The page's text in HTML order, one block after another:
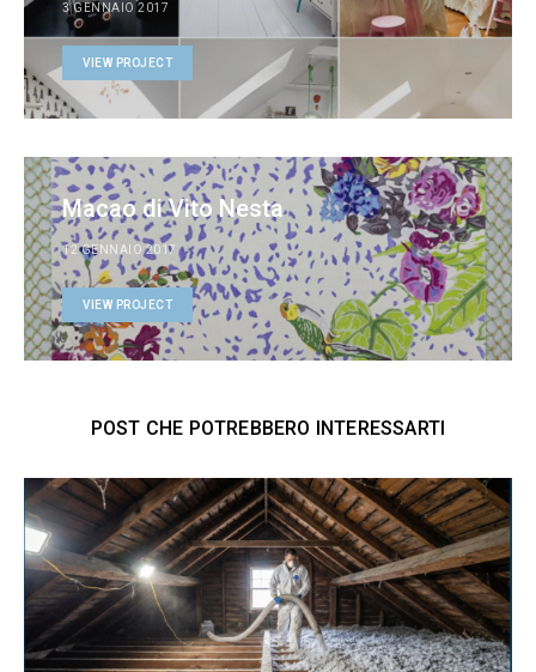
3 GENNAIO 2017
VIEW PROJECT
Macao di Vito Nesta
12 GENNAIO 2017
VIEW PROJECT
POST CHE POTREBBERO INTERESSARTI